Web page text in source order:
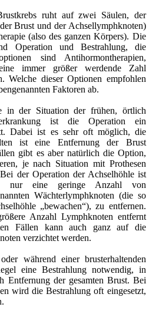
ruht auf zwei Säulen, der
Brust und der Achsellymphknoten)
(also des ganzen Körpers). Die
Operation und Bestrahlung, die
sind Antihormontherapien,
immer größer werdende Zahl
Welche dieser Optionen empfohlen
Faktoren ab.
in der Situation der frühen, örtlich
ist die Operation ein
Dabei ist es sehr oft möglich, die
ist eine Entfernung der Brust
gibt es aber natürlich die Option,
je nach Situation mit Prothesen
der Operation der Achselhöhle ist
nur eine geringe Anzahl von
Wächterlymphknoten (die so
„bewachen“), zu entfernen.
Anzahl Lymphknoten entfernt
Fällen kann auch ganz auf die
verzichtet werden.
während einer brusterhaltenden
eine Bestrahlung notwendig, in
Entfernung der gesamten Brust. Bei
wird die Bestrahlung oft eingesetzt,